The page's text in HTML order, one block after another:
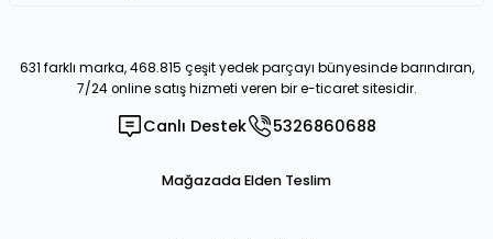
631 farklı marka, 468.815 çeşit yedek parçayı bünyesinde barındıran,
7/24 online satış hizmeti veren bir e-ticaret sitesidir.
Canlı Destek 5326860688
Mağazada Elden Teslim